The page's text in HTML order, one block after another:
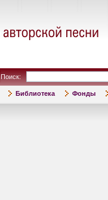
Поиск:
Библиотека Фонды